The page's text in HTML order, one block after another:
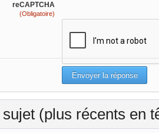
reCAPTCHA
(Obligatoire)
(plus récents en